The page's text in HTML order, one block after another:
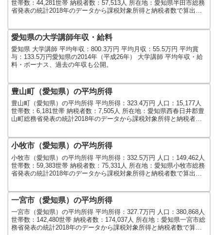
世帯数：44,281世帯 納税者数：57,513人 所在地：愛知県半田市総務
省発表の統計2018年のデータから課税対象所得と納税者数で算出し
愛知県の大学講師年収・給料
愛知県 大学講師 平均年収：800.3万円 平均月収：55.5万円 平均賞
与：133.5万円愛知県の2014年（平成26年） 大学講師 平均年収・給
料・ボーナス、過去の年収も公開。
豊山町（愛知県）の平均所得
豊山町（愛知県）の平均所得 平均所得：323.4万円 人口：15,177人
世帯数：6,181世帯 納税者数：7,505人 所在地：愛知県西春日井郡豊
山町総務省発表の統計2018年のデータから課税対象所得と納税者数
小牧市（愛知県）の平均所得
小牧市（愛知県）の平均所得 平均所得：332.5万円 人口：149,462人
世帯数：59,383世帯 納税者数：75,331人 所在地：愛知県小牧市総務
省発表の統計2018年のデータから課税対象所得と納税者数で算出し
一宮市（愛知県）の平均所得
一宮市（愛知県）の平均所得 平均所得：327.7万円 人口：380,868人
世帯数：142,480世帯 納税者数：174,037人 所在地：愛知県一宮市総
務省発表の統計2018年のデータから課税対象所得と納税者数で算出